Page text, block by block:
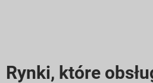
Rynki, które